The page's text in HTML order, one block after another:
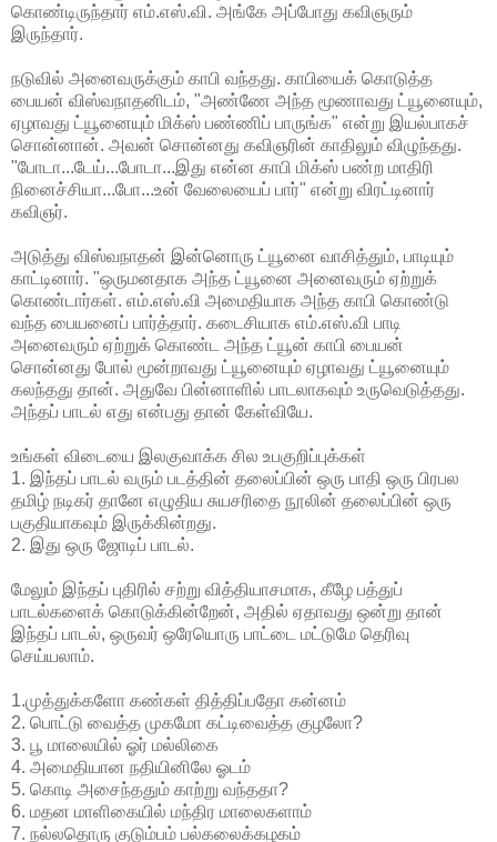
கொண்டிருந்தார் எம்.எஸ்.வி. அங்கே அப்போது கவிஞரும்
இருந்தார்.
நடுவில் அனைவருக்கும் காபி வந்தது. காபியைக் கொடுத்த
பையன் விஸ்வநாதனிடம், "அண்ணே அந்த மூணாவது ட்யூனையும்,
ஏழாவது ட்யூனையும் மிக்ஸ் பண்ணிப் பாருங்க" என்று இயல்பாகச்
சொன்னான். அவன் சொன்னது கவிஞரின் காதிலும் விழுந்தது.
"போடா...டேய்...போடா...இது என்ன காபி மிக்ஸ் பண்ற மாதிரி
நினைச்சியா...போ...உன் வேலையைப் பார்" என்று விரட்டினார்
கவிஞர்.
அடுத்து விஸ்வநாதன் இன்னொரு ட்யூனை வாசித்தும், பாடியும்
காட்டினார். "ஒருமனதாக அந்த ட்யூனை அனைவரும் ஏற்றுக்
கொண்டார்கள். எம்.எஸ்.வி அமைதியாக அந்த காபி கொண்டு
வந்த பையனைப் பார்த்தார். கடைசியாக எம்.எஸ்.வி பாடி
அனைவரும் ஏற்றுக் கொண்ட அந்த ட்யூன் காபி பையன்
சொன்னது போல் மூன்றாவது ட்யூனையும் ஏழாவது ட்யூனையும்
கலந்தது தான். அதுவே பின்னாளில் பாடலாகவும் உருவெடுத்தது.
அந்தப் பாடல் எது என்பது தான் கேள்வியே.
உங்கள் விடையை இலகுவாக்க சில உபகுறிப்புக்கள்
1. இந்தப் பாடல் வரும் படத்தின் தலைப்பின் ஒரு பாதி ஒரு பிரபல
தமிழ் நடிகர் தானே எழுதிய சுயசரிதை நூலின் தலைப்பின் ஒரு
பகுதியாகவும் இருக்கின்றது.
2. இது ஒரு ஜோடிப் பாடல்.
மேலும் இந்தப் புதிரில் சற்று வித்தியாசமாக, கீழே பத்துப்
பாடல்களைக் கொடுக்கின்றேன், அதில் ஏதாவது ஒன்று தான்
இந்தப் பாடல், ஒருவர் ஒரேயொரு பாட்டை மட்டுமே தெரிவு
செய்யலாம்.
1.முத்துக்களோ கண்கள் தித்திப்பதோ கன்னம்
2. பொட்டு வைத்த முகமோ கட்டிவைத்த குழலோ?
3. பூ மாலையில் ஓர் மல்லிகை
4. அமைதியான நதியினிலே ஓடம்
5. கொடி அசைந்ததும் காற்று வந்ததா?
6. மதன மாளிகையில் மந்திர மாலைகளாம்
7. நல்லதொரு குடும்பம் பல்கலைக்கழகம்